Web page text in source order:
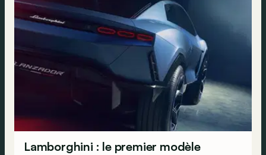
Lamborghini : le premier modèle